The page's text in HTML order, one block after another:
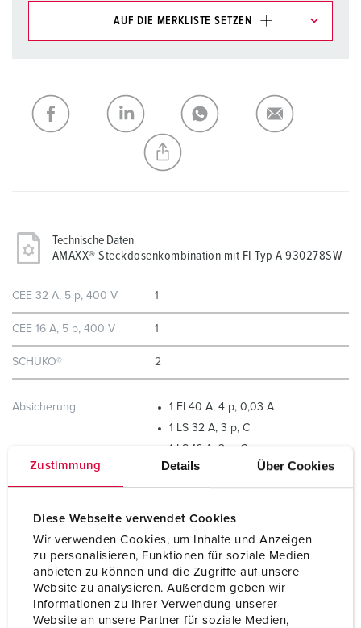
Zustimmung Details Über Cookies
Diese Webseite verwendet Cookies
Wir verwenden Cookies, um Inhalte und Anzeigen
zu personalisieren, Funktionen für soziale Medien
anbieten zu können und die Zugriffe auf unsere
Website zu analysieren. Außerdem geben wir
Informationen zu Ihrer Verwendung unserer
Website an unsere Partner für soziale Medien,
AUF DIE MERKLISTE SETZEN
Meine Liste (0) HINZUFÜGEN
NEUE LISTE ERSTELLEN
Technische Daten
AMAXX® Steckdosenkombination mit FI Typ A 930278SW
CEE 32 A, 5 p, 400 V 1
CEE 16 A, 5 p, 400 V 1
SCHUKO® 2
Absicherung
1 FI 40 A, 4 p, 0,03 A
1 LS 32 A, 3 p, C
1 LS 16 A, 3 p, C
2 LS 16 A, 1 p, C
Anschluss / Zuleitung für 2 Leitungen bis 5 x 25 mm²
Schutzart IP44
Gehäusematerial Kunststoff